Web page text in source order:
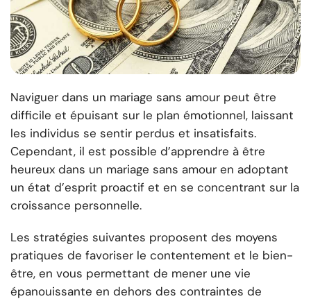
Naviguer dans un mariage sans amour peut être
difficile et épuisant sur le plan émotionnel, laissant
les individus se sentir perdus et insatisfaits.
Cependant, il est possible d’apprendre à être
heureux dans un mariage sans amour en adoptant
un état d’esprit proactif et en se concentrant sur la
croissance personnelle.
Les stratégies suivantes proposent des moyens
pratiques de favoriser le contentement et le bien-
être, en vous permettant de mener une vie
épanouissante en dehors des contraintes de